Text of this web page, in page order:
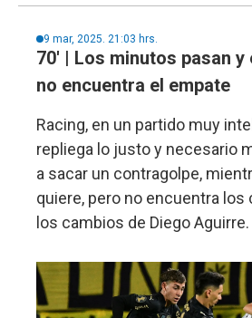
9 mar, 2025. 21:03 hrs.
70' | Los minutos pasan y
no encuentra el empate
Racing, en un partido muy
repliega lo justo y necesario
a sacar un contragolpe,
quiere, pero no encuentra los
los cambios de Diego Aguirre.